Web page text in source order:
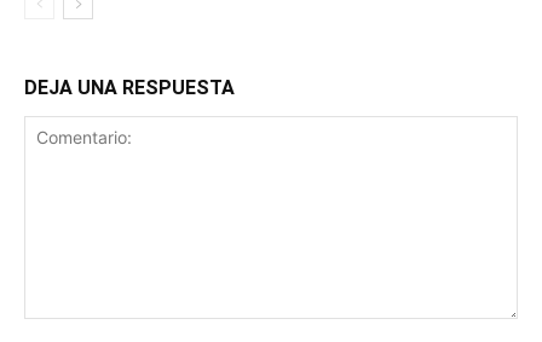
DEJA UNA RESPUESTA